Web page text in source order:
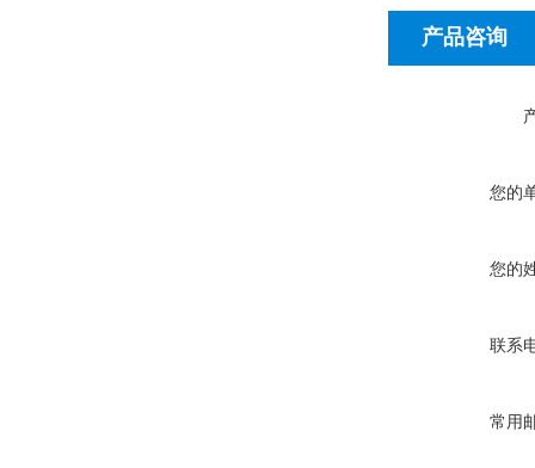
产品咨询
您的
您的
联系
常用